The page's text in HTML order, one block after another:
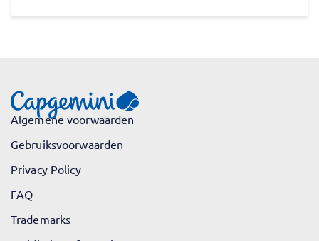
Algemene voorwaarden
Gebruiksvoorwaarden
Privacy Policy
FAQ
Trademarks